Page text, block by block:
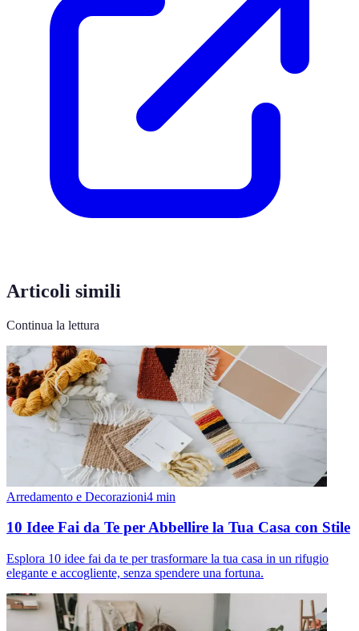
Articoli simili
Continua la lettura
Arredamento e Decorazioni4 min
10 Idee Fai da Te per Abbellire la Tua Casa con Stile
Esplora 10 idee fai da te per trasformare la tua casa in un rifugio
elegante e accogliente, senza spendere una fortuna.